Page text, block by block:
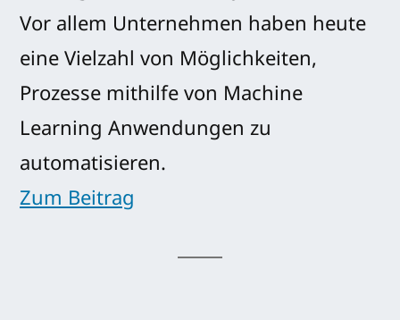
Vor allem Unternehmen haben heute
eine Vielzahl von Möglichkeiten,
Prozesse mithilfe von Machine
Learning Anwendungen zu
automatisieren.
Zum Beitrag